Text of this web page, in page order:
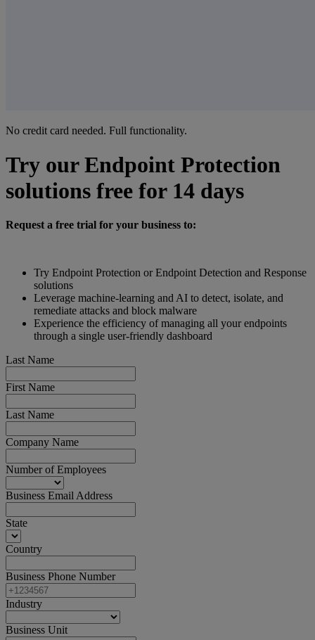
No credit card needed. Full functionality.
Try our Endpoint Protection
solutions free for 14 days
Request a free trial for your business to:
Try Endpoint Protection or Endpoint Detection and Response
solutions
Leverage machine-learning and AI to detect, isolate, and
remediate attacks and block malware
Experience the efficiency of managing all your endpoints
through a single user-friendly dashboard
Last Name
First Name
Last Name
Company Name
Number of Employees
Business Email Address
State
Country
Business Phone Number
Industry
Business Unit